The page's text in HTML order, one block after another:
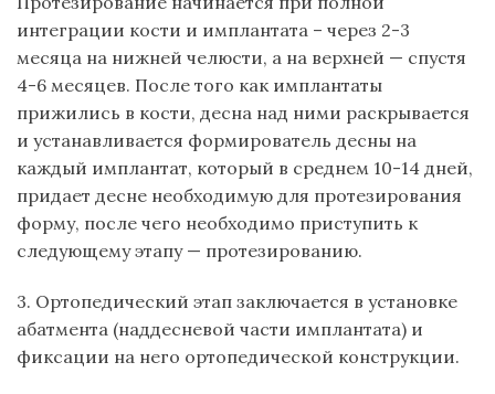
интеграции кости и имплантата – через 2-3
месяца на нижней челюсти, а на верхней — спустя
4-6 месяцев. После того как имплантаты
прижились в кости, десна над ними раскрывается
и устанавливается формирователь десны на
каждый имплантат, который в среднем 10-14 дней,
придает десне необходимую для протезирования
форму, после чего необходимо приступить к
следующему этапу — протезированию.
3. Ортопедический этап заключается в установке
абатмента (наддесневой части имплантата) и
фиксации на него ортопедической конструкции.